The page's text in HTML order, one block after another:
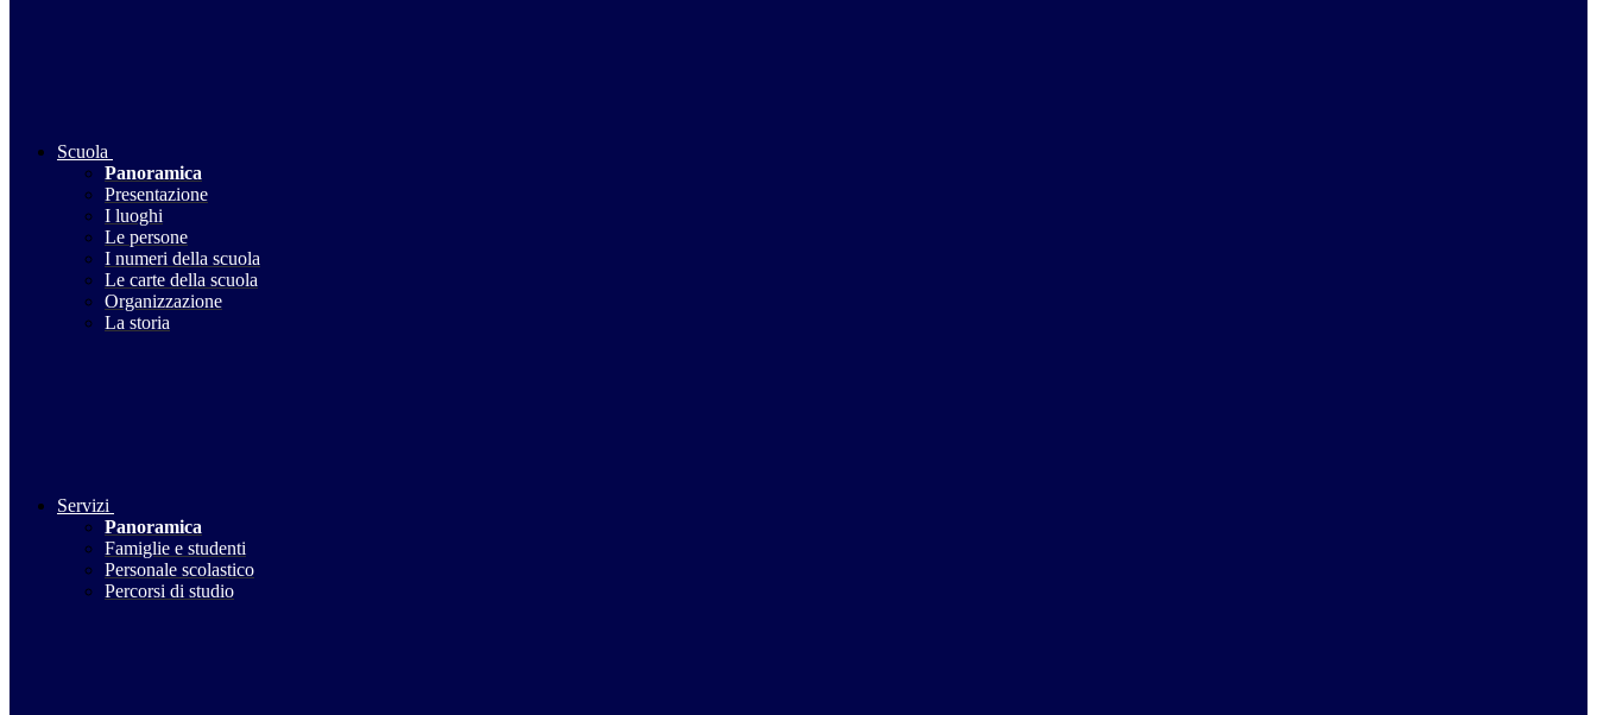
Scuola
Panoramica
Presentazione
I luoghi
Le persone
I numeri della scuola
Le carte della scuola
Organizzazione
La storia
Servizi
Panoramica
Famiglie e studenti
Personale scolastico
Percorsi di studio